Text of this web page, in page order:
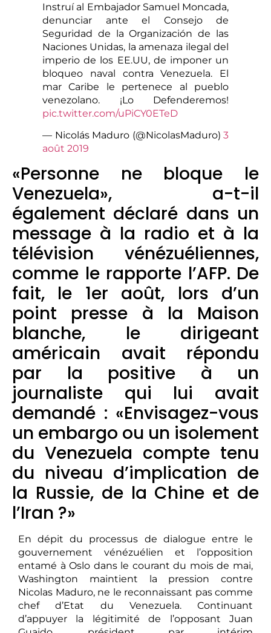
Instruí al Embajador Samuel Moncada,
denunciar ante el Consejo de
Seguridad de la Organización de las
Naciones Unidas, la amenaza ilegal del
imperio de los EE.UU, de imponer un
bloqueo naval contra Venezuela. El
mar Caribe le pertenece al pueblo
venezolano. ¡Lo Defenderemos!
pic.twitter.com/uPiCY0ETeD
— Nicolás Maduro (@NicolasMaduro) 3
août 2019
«Personne ne bloque le
Venezuela», a-t-il
également déclaré dans un
message à la radio et à la
télévision vénézuéliennes,
comme le rapporte l’AFP. De
fait, le 1er août, lors d’un
point presse à la Maison
blanche, le dirigeant
américain avait répondu
par la positive à un
journaliste qui lui avait
demandé : «Envisagez-vous
un embargo ou un isolement
du Venezuela compte tenu
du niveau d’implication de
la Russie, de la Chine et de
l’Iran ?»
En dépit du processus de dialogue entre le
gouvernement vénézuélien et l’opposition
entamé à Oslo dans le courant du mois de mai,
Washington maintient la pression contre
Nicolas Maduro, ne le reconnaissant pas comme
chef d’Etat du Venezuela. Continuant
d’appuyer la légitimité de l’opposant Juan